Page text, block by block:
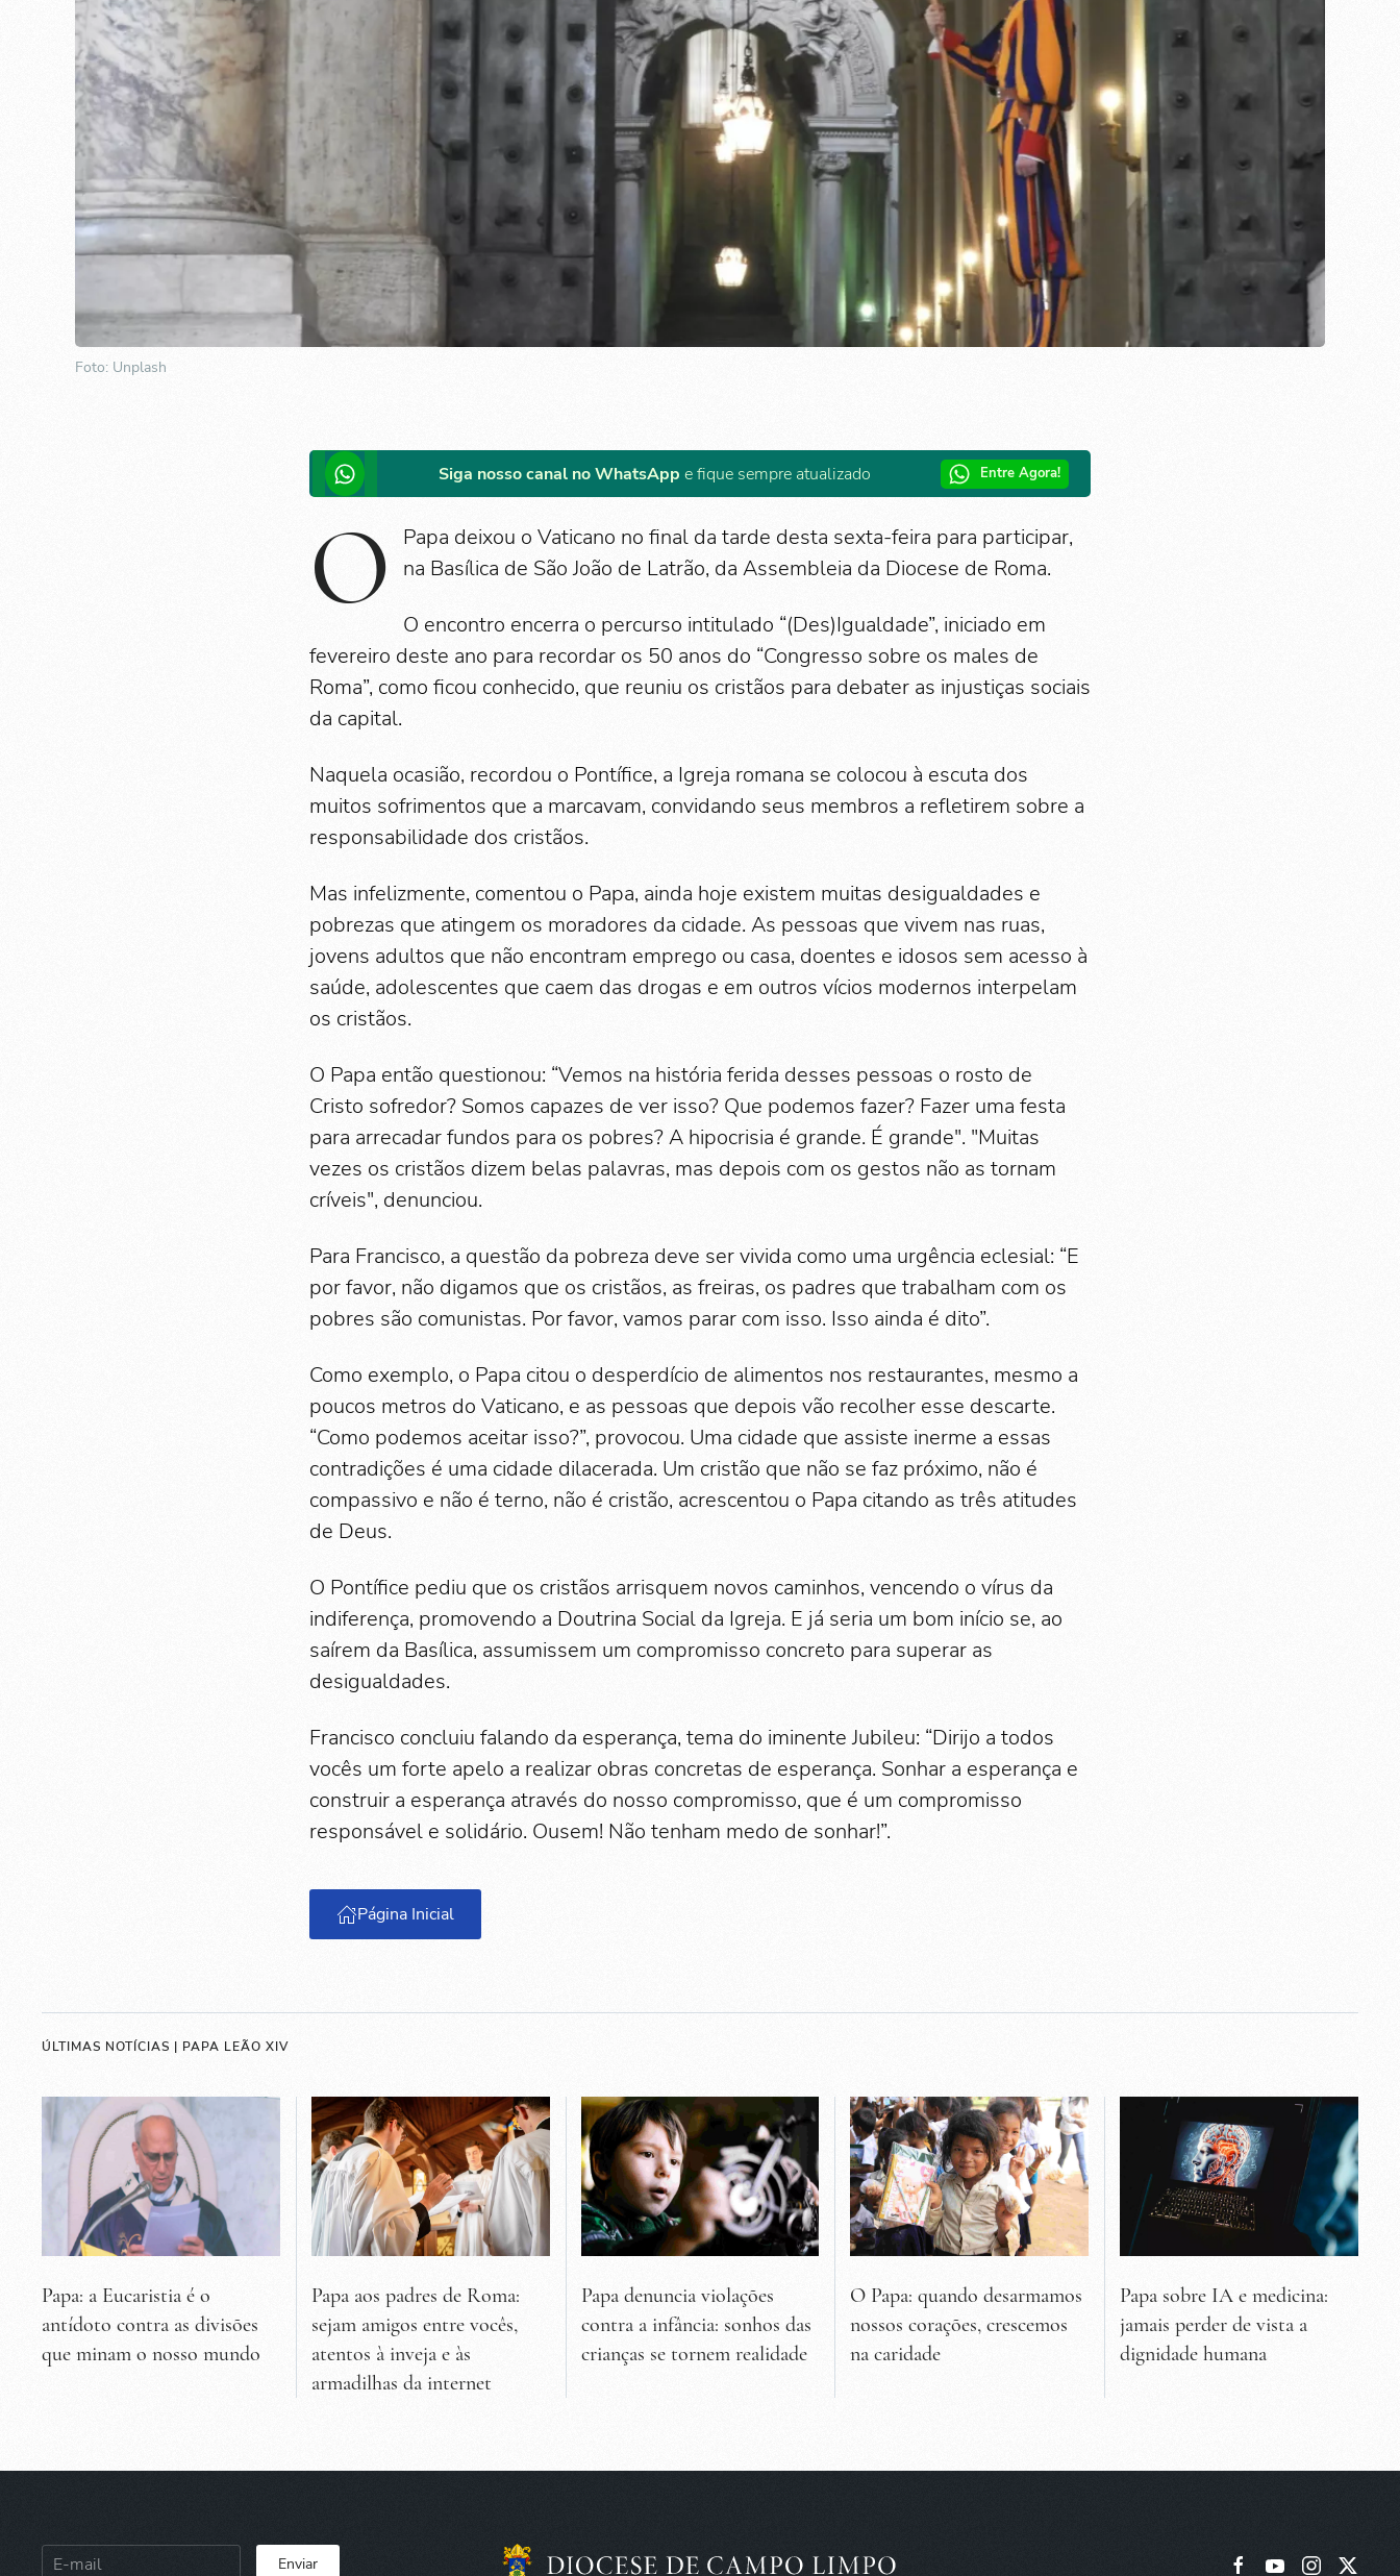
Foto: Unplash
Siga nosso canal no WhatsApp e fique sempre atualizado Entre Agora!
O
Papa deixou o Vaticano no final da tarde desta sexta-feira para participar,
na Basílica de São João de Latrão, da Assembleia da Diocese de Roma.
O encontro encerra o percurso intitulado “(Des)Igualdade”, iniciado em
fevereiro deste ano para recordar os 50 anos do “Congresso sobre os males de
Roma”, como ficou conhecido, que reuniu os cristãos para debater as injustiças sociais
da capital.
Naquela ocasião, recordou o Pontífice, a Igreja romana se colocou à escuta dos
muitos sofrimentos que a marcavam, convidando seus membros a refletirem sobre a
responsabilidade dos cristãos.
Mas infelizmente, comentou o Papa, ainda hoje existem muitas desigualdades e
pobrezas que atingem os moradores da cidade. As pessoas que vivem nas ruas,
jovens adultos que não encontram emprego ou casa, doentes e idosos sem acesso à
saúde, adolescentes que caem das drogas e em outros vícios modernos interpelam
os cristãos.
O Papa então questionou: “Vemos na história ferida desses pessoas o rosto de
Cristo sofredor? Somos capazes de ver isso? Que podemos fazer? Fazer uma festa
para arrecadar fundos para os pobres? A hipocrisia é grande. É grande". "Muitas
vezes os cristãos dizem belas palavras, mas depois com os gestos não as tornam
críveis", denunciou.
Para Francisco, a questão da pobreza deve ser vivida como uma urgência eclesial: “E
por favor, não digamos que os cristãos, as freiras, os padres que trabalham com os
pobres são comunistas. Por favor, vamos parar com isso. Isso ainda é dito”.
Como exemplo, o Papa citou o desperdício de alimentos nos restaurantes, mesmo a
poucos metros do Vaticano, e as pessoas que depois vão recolher esse descarte.
“Como podemos aceitar isso?”, provocou. Uma cidade que assiste inerme a essas
contradições é uma cidade dilacerada. Um cristão que não se faz próximo, não é
compassivo e não é terno, não é cristão, acrescentou o Papa citando as três atitudes
de Deus.
O Pontífice pediu que os cristãos arrisquem novos caminhos, vencendo o vírus da
indiferença, promovendo a Doutrina Social da Igreja. E já seria um bom início se, ao
saírem da Basílica, assumissem um compromisso concreto para superar as
desigualdades.
Francisco concluiu falando da esperança, tema do iminente Jubileu: “Dirijo a todos
vocês um forte apelo a realizar obras concretas de esperança. Sonhar a esperança e
construir a esperança através do nosso compromisso, que é um compromisso
responsável e solidário. Ousem! Não tenham medo de sonhar!”.
Página Inicial
ÚLTIMAS NOTÍCIAS | PAPA LEÃO XIV
Papa: a Eucaristia é o
antídoto contra as divisões
que minam o nosso mundo
Papa aos padres de Roma:
sejam amigos entre vocês,
atentos à inveja e às
armadilhas da internet
Papa denuncia violações
contra a infância: sonhos das
crianças se tornem realidade
O Papa: quando desarmamos
nossos corações, crescemos
na caridade
Papa sobre IA e medicina:
jamais perder de vista a
dignidade humana
Enviar